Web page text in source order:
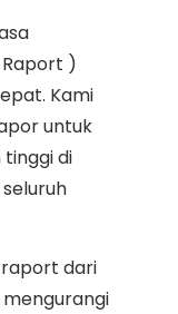
)
Kami
untuk
di
dari